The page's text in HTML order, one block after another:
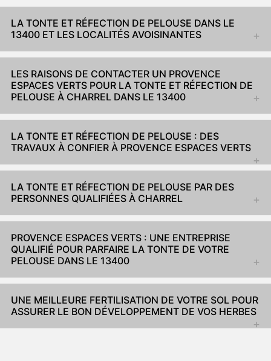
LA TONTE ET RÉFECTION DE PELOUSE DANS LE
13400 ET LES LOCALITÉS AVOISINANTES
LES RAISONS DE CONTACTER UN PROVENCE
ESPACES VERTS POUR LA TONTE ET RÉFECTION DE
PELOUSE À CHARREL DANS LE 13400
LA TONTE ET RÉFECTION DE PELOUSE : DES
TRAVAUX À CONFIER À PROVENCE ESPACES VERTS
LA TONTE ET RÉFECTION DE PELOUSE PAR DES
PERSONNES QUALIFIÉES À CHARREL
PROVENCE ESPACES VERTS : UNE ENTREPRISE
QUALIFIÉ POUR PARFAIRE LA TONTE DE VOTRE
PELOUSE DANS LE 13400
UNE MEILLEURE FERTILISATION DE VOTRE SOL POUR
ASSURER LE BON DÉVELOPPEMENT DE VOS HERBES